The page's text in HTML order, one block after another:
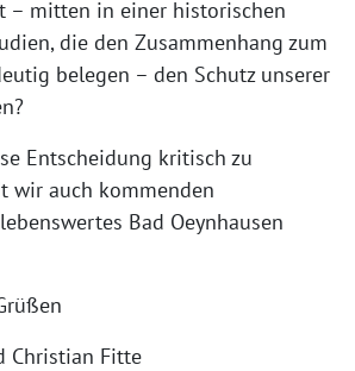
– mitten in einer historischen
die den Zusammenhang zum
belegen – den Schutz unserer
Entscheidung kritisch zu
wir auch kommenden
Bad Oeynhausen
Christian Fitte